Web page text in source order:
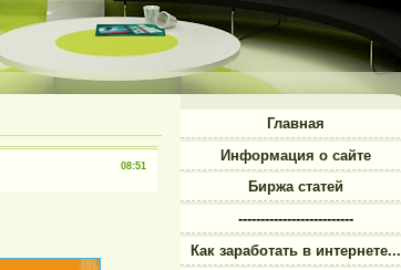
08:51
Главная
Информация о сайте
Биржа статей
--------------------------
Как заработать в интернете...